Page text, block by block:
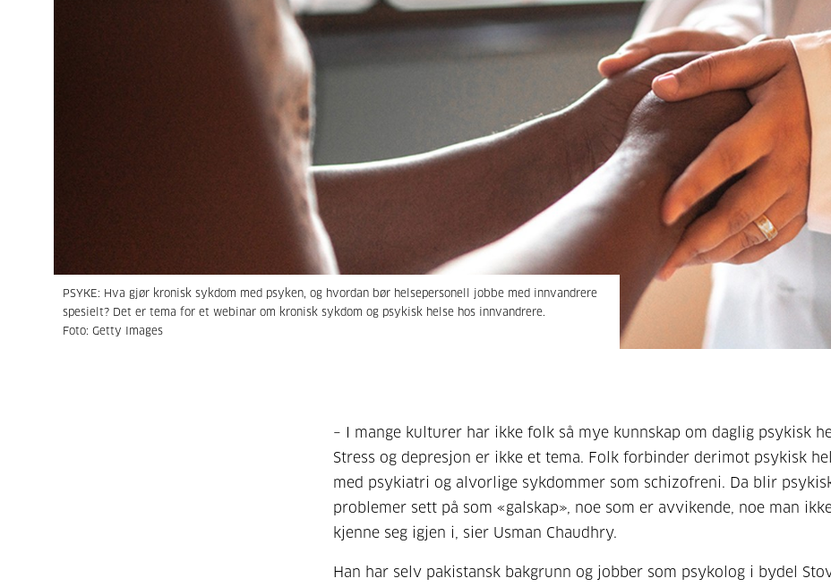
PSYKE: Hva gjør kronisk sykdom med psyken, og hvordan bør helsepersonell jobbe med innvandrere
spesielt? Det er tema for et webinar om kronisk sykdom og psykisk helse hos innvandrere.
Foto: Getty Images
– I mange kulturer har ikke folk så mye kunnskap om daglig psykisk
Stress og depresjon er ikke et tema. Folk forbinder derimot psykisk
med psykiatri og alvorlige sykdommer som schizofreni. Da blir
problemer sett på som «galskap», noe som er avvikende, noe man
kjenne seg igjen i, sier Usman Chaudhry.
Han har selv pakistansk bakgrunn og jobber som psykolog i bydel